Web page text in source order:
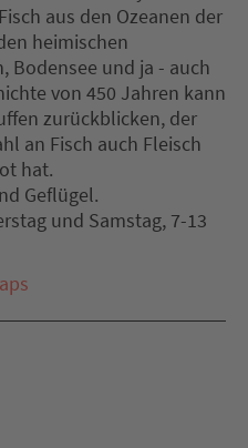
aus den Ozeanen der
heimischen
Bodensee und ja - auch
von 450 Jahren kann
zurückblicken, der
an Fisch auch Fleisch
hat.
Geflügel.
und Samstag, 7-13